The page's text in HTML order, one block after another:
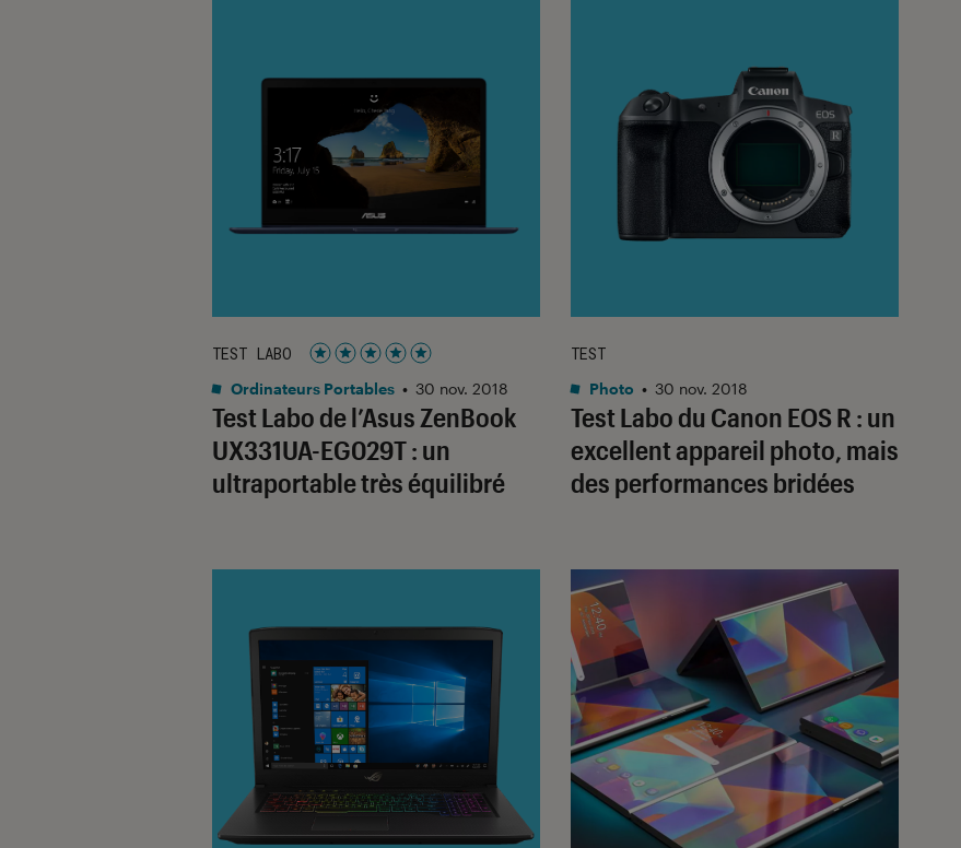
Test Labo de l’Asus ZenBook
UX331UA-EG029T : un
ultraportable très équilibré
TEST LABO
Noté 5 étoiles sur 5
Ordinateurs Portables • 30 nov. 2018
Test Labo du Canon EOS R : un
excellent appareil photo, mais
des performances bridées
TEST
Photo • 30 nov. 2018